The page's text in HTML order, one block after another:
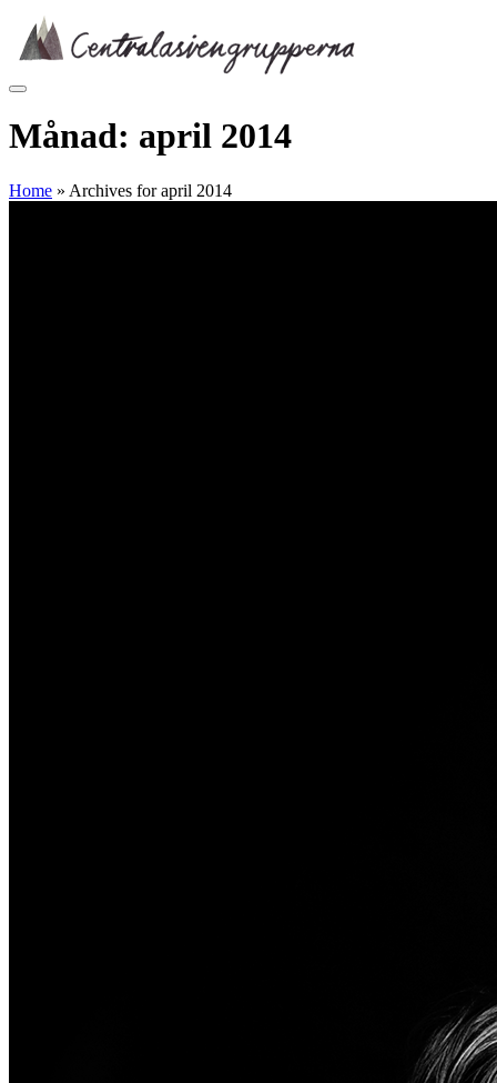
content
Månad: april 2014
Home » Archives for april 2014